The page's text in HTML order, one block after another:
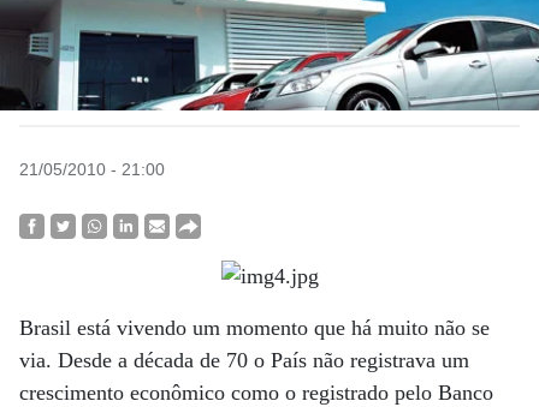
21/05/2010 - 21:00
Brasil está vivendo um momento que há muito não se
via. Desde a década de 70 o País não registrava um
crescimento econômico como o registrado pelo Banco